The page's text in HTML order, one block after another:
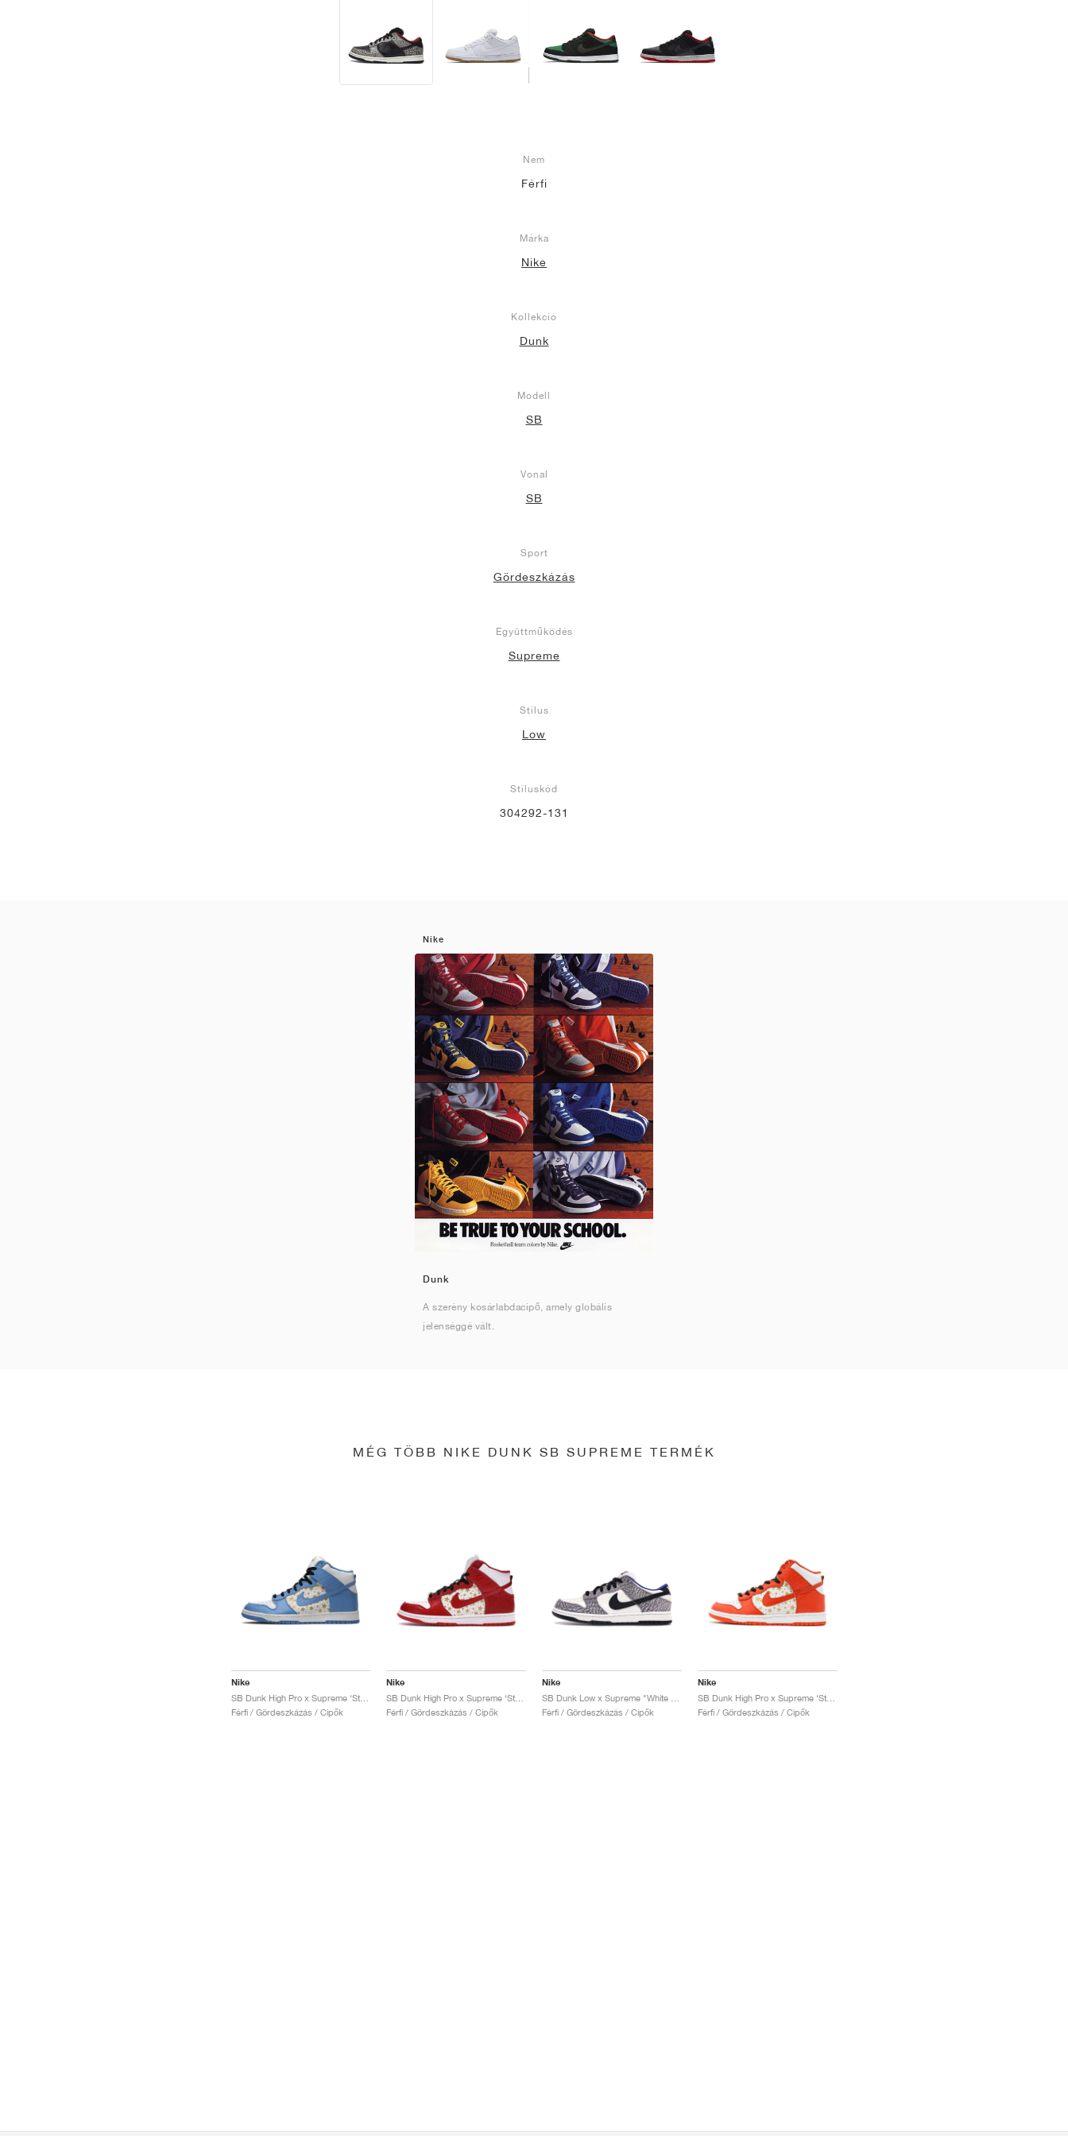
Nem
Férfi
Márka
Nike
Kollekció
Dunk
Modell
SB
Vonal
SB
Sport
Gördeszkázás
Együttműködés
Supreme
Stílus
Low
Stíluskód
304292-131
Nike
Dunk
A szerény kosárlabdacipő, amely globális
jelenséggé vált.
MÉG TÖBB NIKE DUNK SB SUPREME TERMÉK
Nike
SB Dunk High Pro x Supreme ‘Stars’ "Blue"
Férfi / Gördeszkázás / Cipők
Nike
Férfi / Gördeszkázás / Cipők
Nike
Férfi / Gördeszkázás / Cipők
Nike
SB Dunk High Pro x Supreme ‘Stars’ "Orange"
Férfi / Gördeszkázás / Cipők